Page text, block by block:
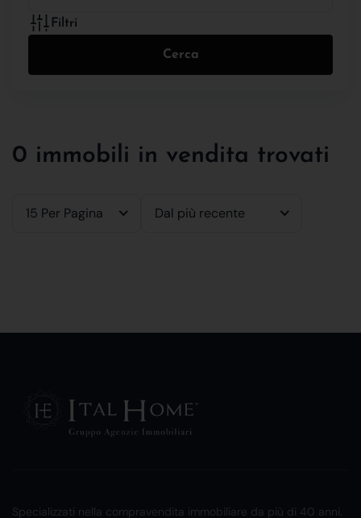
Filtri
Cerca
0 immobili in vendita trovati
15 Per Pagina Dal più recente
Specializzati nella compravendita immobiliare da più di 40 anni.